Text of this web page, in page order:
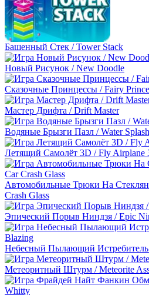
Башенный Стек / Tower Stack
Новый Рисунок / New Doodle
Сказочные Принцессы / Fairy
Мастер Дрифта / Drift Master
Водяные Брызги Пазл / Water
Летящий Самолёт 3D / Fly Airplane
Автомобильные Трюки На
Crash Glass
Эпический Порыв Ниндзя / Epic
Небесный Пылающий Истребитель
Метеоритный Штурм / Meteorite